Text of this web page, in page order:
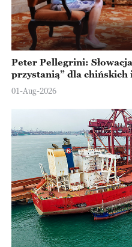
Peter Pellegrini:
przystanią” dla
Europejskiej
01-Aug-2026